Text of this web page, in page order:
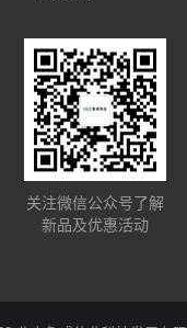
关注微信公众号了解
新品及优惠活动